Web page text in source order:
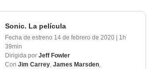
Sonic. La película
Fecha de estreno 14 de febrero de 2020 | 1h
39min
Dirigida por Jeff Fowler
Con Jim Carrey James Marsden